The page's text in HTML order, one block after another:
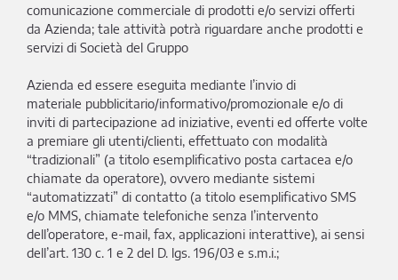
comunicazione commerciale di prodotti e/o servizi offerti
da Azienda; tale attività potrà riguardare anche prodotti e
servizi di Società del Gruppo
Azienda ed essere eseguita mediante l’invio di
materiale pubblicitario/informativo/promozionale e/o di
inviti di partecipazione ad iniziative, eventi ed offerte volte
a premiare gli utenti/clienti, effettuato con modalità
“tradizionali” (a titolo esemplificativo posta cartacea e/o
chiamate da operatore), ovvero mediante sistemi
“automatizzati” di contatto (a titolo esemplificativo SMS
e/o MMS, chiamate telefoniche senza l’intervento
dell’operatore, e-mail, fax, applicazioni interattive), ai sensi
dell’art. 130 c. 1 e 2 del D. lgs. 196/03 e s.m.i.;